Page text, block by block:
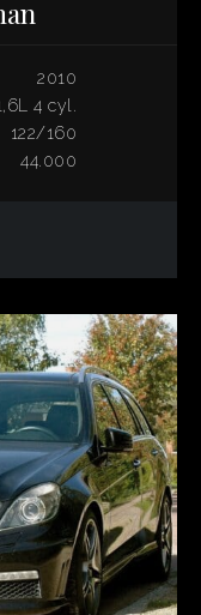
2010
4 cyl.
122/160
44.000